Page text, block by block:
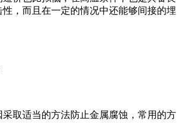
，而且在一定的情况中还能够间接的埋
取适当的方法防止金属腐蚀，常用的方